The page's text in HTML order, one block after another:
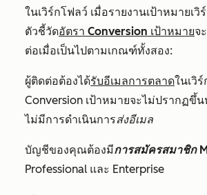
ในเวิร์กโฟลว์ เมื่อรายงานเป้าหมายเ
ตัวชี้วัดอัตรา Conversion เป้าหมายจ
ต่อเมื่อเป็นไปตามเกณฑ์ทั้งสอง:
ผู้ติดต่อต้องได้รับอีเมลการตลาดในเวิ
Conversion เป้าหมายจะไม่ปรากฏขึ้น
ไม่มีการดำเนินการส่งอีเมล
บัญชีของคุณต้องมีการสมัครสมาชิก
Professional และ Enterprise